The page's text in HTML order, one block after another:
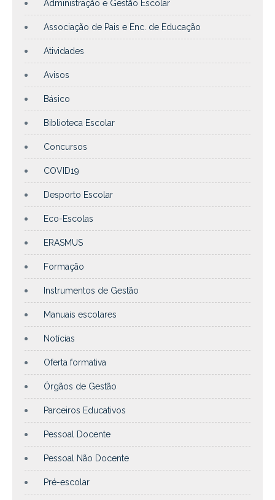
Administração e Gestão Escolar
Associação de Pais e Enc. de Educação
Atividades
Avisos
Básico
Biblioteca Escolar
Concursos
COVID19
Desporto Escolar
Eco-Escolas
ERASMUS
Formação
Instrumentos de Gestão
Manuais escolares
Notícias
Oferta formativa
Órgãos de Gestão
Parceiros Educativos
Pessoal Docente
Pessoal Não Docente
Pré-escolar